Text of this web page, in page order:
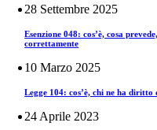
28 Settembre 2025
Esenzione 048: cos’è, cosa
correttamente
10 Marzo 2025
Legge 104: cos’è, chi ne ha
24 Aprile 2023